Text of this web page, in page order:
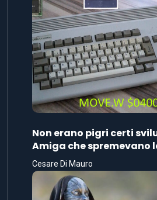
Non erano pigri certi
Amiga che spremevano
Cesare Di Mauro